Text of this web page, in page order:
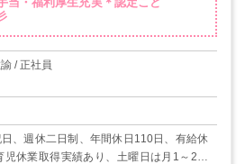
/ 正社員
日、週休二日制、年間休日110日、有給休
休業取得実績あり、土曜日は月1～2回